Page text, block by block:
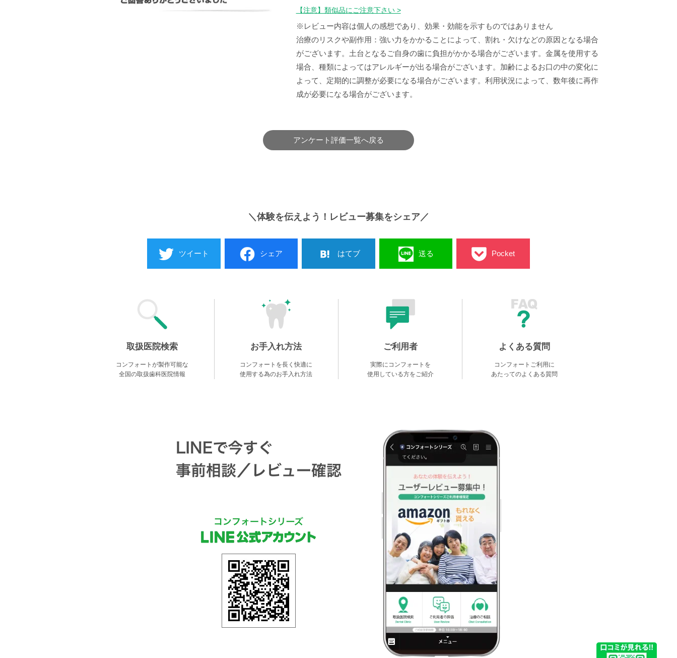
【注意】類似品にご注意下さい >
※レビュー内容は個人の感想であり、効果・効能を示すものではありません
治療のリスクや副作用：強い力をかかることによって、割れ・欠けなどの原因となる場合
がございます。土台となるご自身の歯に負担がかかる場合がございます。金属を使用する
場合、種類によってはアレルギーが出る場合がございます。加齢によるお口の中の変化に
よって、定期的に調整が必要になる場合がございます。利用状況によって、数年後に再作
成が必要になる場合がございます。
アンケート評価一覧へ戻る
＼体験を伝えよう！レビュー募集をシェア／
ツイート シェア はてブ 送る Pocket
取扱医院検索
コンフォートが製作可能な
全国の取扱歯科医院情報
お手入れ方法
コンフォートを長く快適に
使用する為のお手入れ方法
ご利用者
実際にコンフォートを
使用している方をご紹介
よくある質問
コンフォートご利用に
あたってのよくある質問